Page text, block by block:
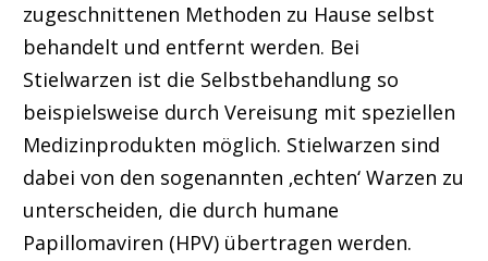
zugeschnittenen Methoden zu Hause selbst
behandelt und entfernt werden. Bei
Stielwarzen ist die Selbstbehandlung so
beispielsweise durch Vereisung mit speziellen
Medizinprodukten möglich. Stielwarzen sind
dabei von den sogenannten ‚echten‘ Warzen zu
unterscheiden, die durch humane
Papillomaviren (HPV) übertragen werden.